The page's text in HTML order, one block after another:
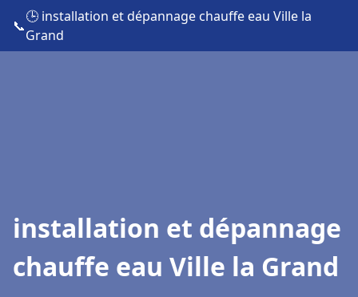
📞
🕒 installation et dépannage chauffe eau Ville la
Grand
installation et dépannage
chauffe eau Ville la Grand